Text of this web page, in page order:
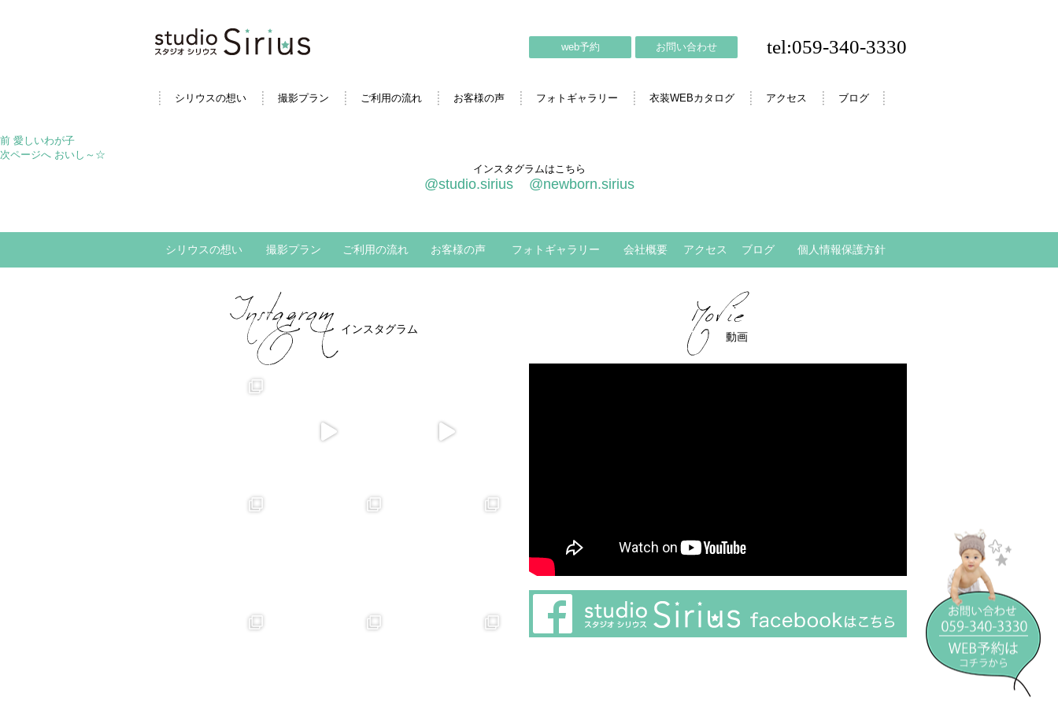
シリウスの想い 撮影プラン ご利用の流れ お客様の声 フォトギャラリー 衣装WEBカタログ アクセス ブログ
web予約 お問い合わせ tel:059-340-3330
投
稿
前 前
の
愛しいわが子
次ページへ 次
おいし～☆
インスタグラムはこちら
@studio.sirius @newborn.sirius
シリウスの想い 撮影プラン ご利用の流れ お客様の声 フォトギャラリー 会社概要 アクセス ブログ 個人情報保護方針
インスタグラム
動画